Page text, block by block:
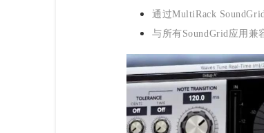
通过MultiRack
与所有SoundGrid应用兼